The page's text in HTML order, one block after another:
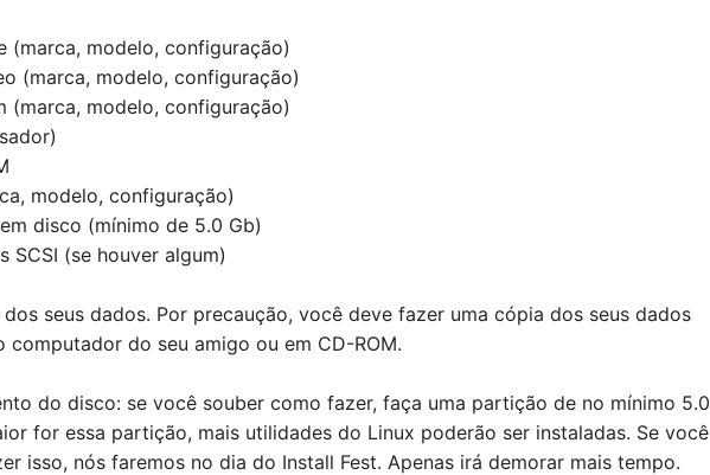
(marca, modelo, configuração)
(marca, modelo, configuração)
(marca, modelo, configuração)
modelo, configuração)
disco (mínimo de 5.0 Gb)
SCSI (se houver algum)
seus dados. Por precaução, você deve fazer uma cópia dos seus dados
computador do seu amigo ou em CD-ROM.
do disco: se você souber como fazer, faça uma partição de no mínimo 5.0
for essa partição, mais utilidades do Linux poderão ser instaladas. Se você
isso, nós faremos no dia do Install Fest. Apenas irá demorar mais tempo.